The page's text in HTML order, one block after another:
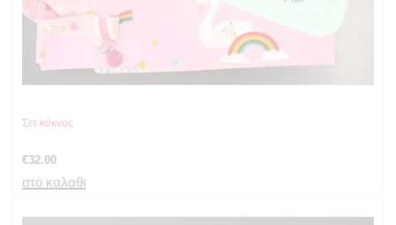
Σετ κύκνος
€32.00
στο καλαθι